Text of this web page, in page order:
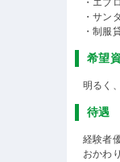
・エプ
・サン
・制服
希望
明るく
待遇
経験者
おかわ